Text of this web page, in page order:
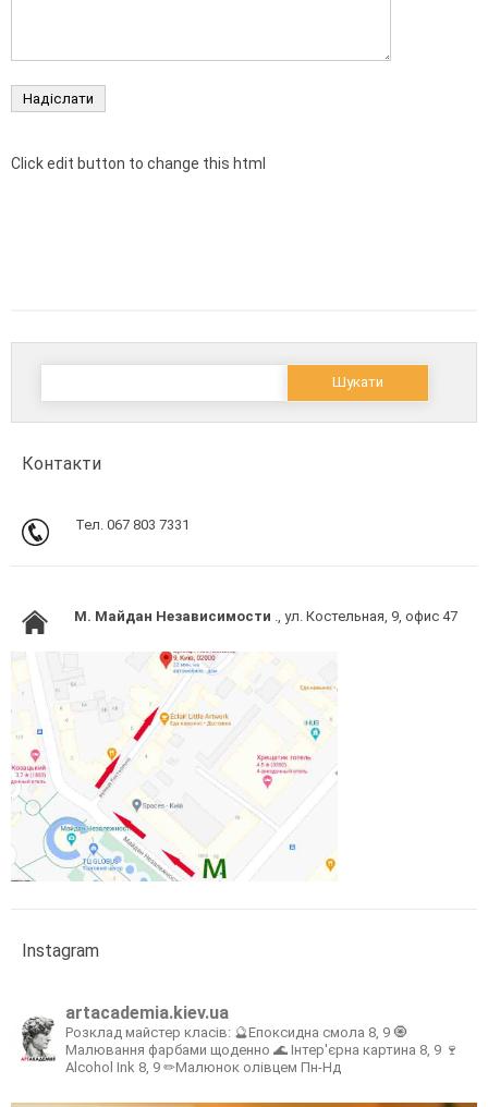
Click edit button to change this html
Пошук:
Контакти
Тел. 067 803 7331
M. Майдан Независимости ., ул. Костельная, 9, офис 47
Instagram
artacademia.kiev.ua
Розклад майстер класів: 🔮Епоксидна смола 8, 9 🧿
Малювання фарбами щоденно 🌊 Інтер'єрна картина 8, 9 🍷
Alcohol Ink 8, 9 ✏Малюнок олівцем Пн-Нд